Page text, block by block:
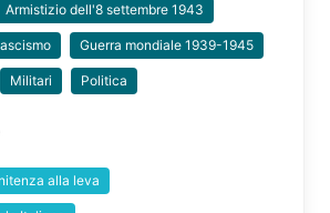
Armistizio dell'8 settembre 1943
Guerra mondiale 1939-1945
Militari Politica
alla leva